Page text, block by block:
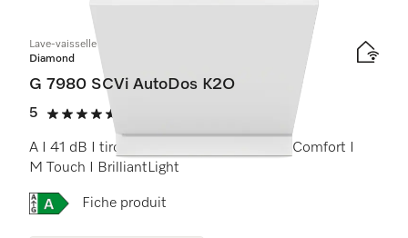
Lave-vaisselle totalement intégrable
Diamond
G 7980 SCVi AutoDos K2O
5
5 étoiles sur 5
A I 41 dB I tiroir à couverts I paniers MaxiComfort I
M Touch I BrilliantLight
Online Label Flag, Étiquette énergétique
Fiche produit